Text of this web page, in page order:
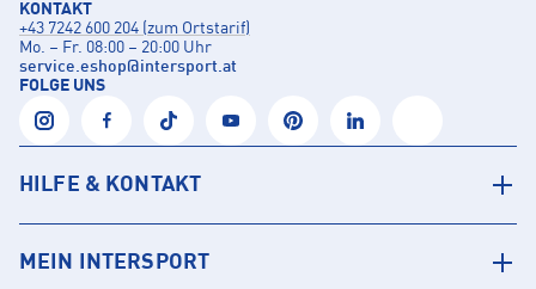
KONTAKT
+43 7242 600 204 (zum Ortstarif)
Mo. – Fr. 08:00 – 20:00 Uhr
service.eshop@intersport.at
FOLGE UNS
HILFE & KONTAKT
MEIN INTERSPORT